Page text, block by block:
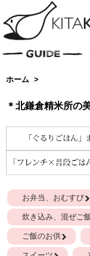
ホーム >
＊北鎌倉精米所の
お弁当、おむすび
炊き込み、混ぜご
ご飯のお供